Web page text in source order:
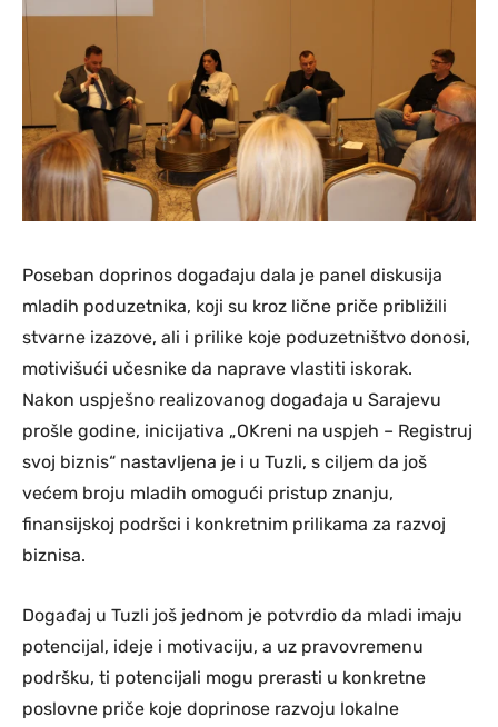
Poseban doprinos događaju dala je panel diskusija
mladih poduzetnika, koji su kroz lične priče približili
stvarne izazove, ali i prilike koje poduzetništvo donosi,
motivišući učesnike da naprave vlastiti iskorak.
Nakon uspješno realizovanog događaja u Sarajevu
prošle godine, inicijativa „OKreni na uspjeh – Registruj
svoj biznis“ nastavljena je i u Tuzli, s ciljem da još
većem broju mladih omogući pristup znanju,
finansijskoj podršci i konkretnim prilikama za razvoj
biznisa.
Događaj u Tuzli još jednom je potvrdio da mladi imaju
potencijal, ideje i motivaciju, a uz pravovremenu
podršku, ti potencijali mogu prerasti u konkretne
poslovne priče koje doprinose razvoju lokalne